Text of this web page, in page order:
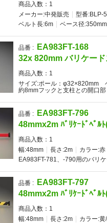
商品入数： 1
メーカー:中発販売
型番:BLP-
ベルト長:6m
ベース径:350mm
品番 :
EA983FT-168
32x 820mm バリケード
商品入数： 1
サイズ:ポール：φ32×820mm
約8mmフックと支柱との開口部
品番 :
EA983FT-796
48mmx2m ﾊﾞﾘｹｰﾄﾞﾍﾞﾙ
商品入数： 1
幅:48mm
長さ:2m カラー:赤
EA983FT-781、-790用のバリ
品番 :
EA983FT-797
48mmx2m ﾊﾞﾘｹｰﾄﾞﾍﾞﾙ
商品入数： 1
幅:48mm
長さ:2m カラー:黄